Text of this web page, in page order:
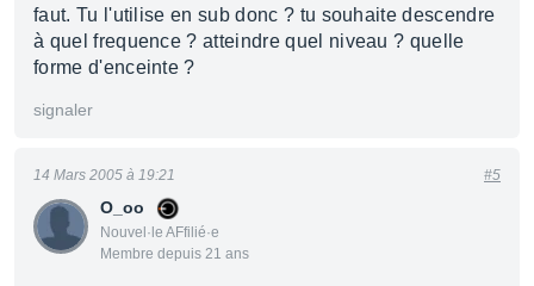
faut. Tu l'utilise en sub donc ? tu souhaite descendre
à quel frequence ? atteindre quel niveau ? quelle
forme d'enceinte ?
signaler
O_oo
Nouvel·le AFfilié·e
Membre depuis 21 ans
14 Mars 2005 à 19:21 #5